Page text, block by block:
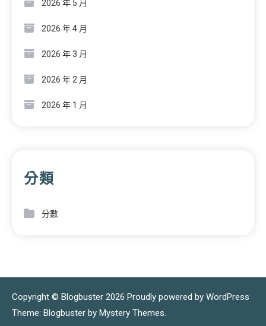
2026 年 5 月
2026 年 4 月
2026 年 3 月
2026 年 2 月
2026 年 1 月
分類
分數
Copyright © Blogbuster 2026 Proudly powered by WordPress
Theme: Blogbuster by Mystery Themes